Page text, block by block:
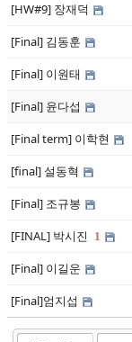
[HW#9] 장재덕
[Final] 김동훈
[Final] 이원태
[Final] 윤다섭
[Final term] 이학현
[final] 설동혁
[Final] 조규봉
[FINAL] 박시진 1
[Final] 이길운
[Final]엄지섭